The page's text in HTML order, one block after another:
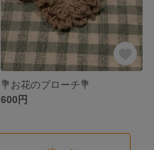
💐お花のブローチ💐
600円